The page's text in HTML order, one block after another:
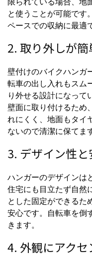
と使うことが可能です
ペースでの収納に最適
2. 取り外しが簡
壁付けのバイクハンガ
転車の出し入れもスム
り外せる設計になって
壁面に取り付けるため
れにくく、地面もタイ
ないので清潔に保てま
3. デザイン性
ハンガーのデザインは
住宅にも目立たず自然
とした固定ができるた
安心です。自転車を倒
きます。
4. 外観にアクセ